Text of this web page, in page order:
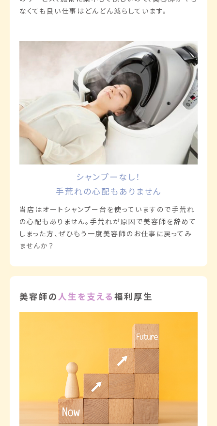
なくても良い仕事はどんどん減らしています。
シャンプーなし！
手荒れの心配もありません
当店はオートシャンプー台を使っていますので手荒れ
の心配もありません。手荒れが原因で美容師を辞めて
しまった方、ぜひもう一度美容師のお仕事に戻ってみ
ませんか？
美容師の人生を支える 福利厚生